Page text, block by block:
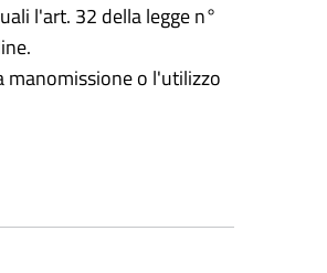
l'art. 32 della legge n°
manomissione o l'utilizzo